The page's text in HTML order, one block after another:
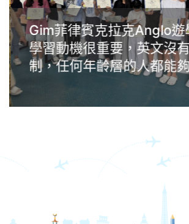
Gim菲律賓克拉克Anglo遊
學習動機很重要，英文沒
制，任何年齡層的人都能